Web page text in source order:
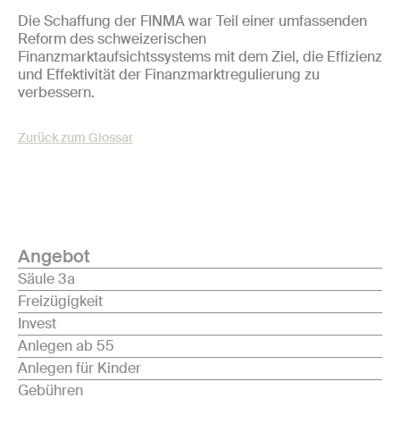
Die Schaffung der FINMA war Teil einer umfassenden
Reform des schweizerischen
Finanzmarktaufsichtssystems mit dem Ziel, die Effizienz
und Effektivität der Finanzmarktregulierung zu
verbessern.
Zurück zum Glossar
Angebot
Säule 3a
Freizügigkeit
Invest
Anlegen ab 55
Anlegen für Kinder
Gebühren